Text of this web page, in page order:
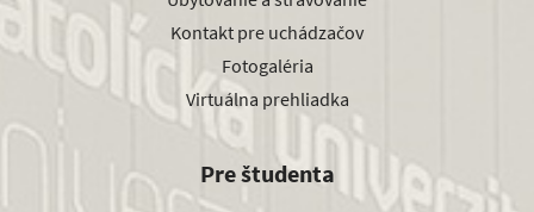
Kontakt pre uchádzačov
Fotogaléria
Virtuálna prehliadka
Pre študenta